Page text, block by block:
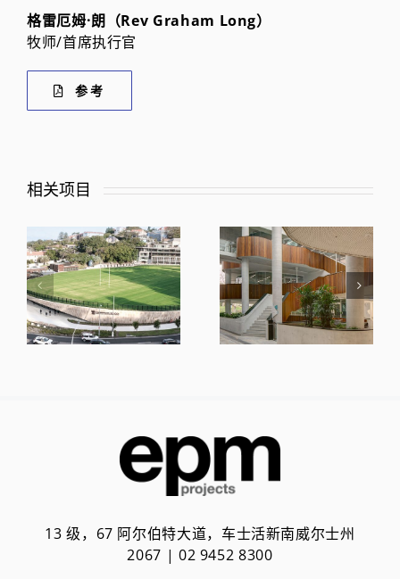
格雷厄姆·朗（Rev Graham Long）
牧师/首席执行官
参考
相关项目
13 级，67 阿尔伯特大道，车士活新南威尔士州
2067 | 02 9452 8300